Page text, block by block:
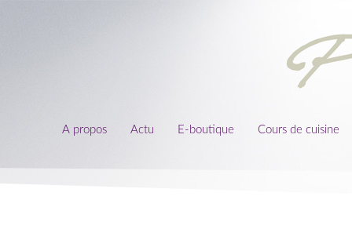
A propos Actu E-boutique Cours de cuisine